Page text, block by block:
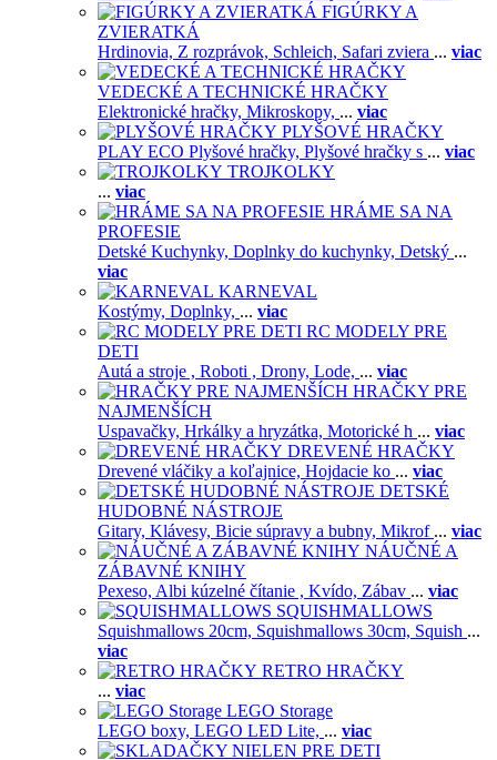
FIGÚRKY A
ZVIERATKÁ
Hrdinovia, Z rozprávok, Schleich, Safari zviera ... viac
VEDECKÉ A TECHNICKÉ HRAČKY
Elektronické hračky, Mikroskopy, ... viac
PLYŠOVÉ HRAČKY
PLAY ECO Plyšové hračky, Plyšové hračky s ... viac
TROJKOLKY
... viac
HRÁME SA NA
PROFESIE
Detské Kuchynky, Doplnky do kuchynky, Detský ...
viac
KARNEVAL
Kostýmy, Doplnky, ... viac
RC MODELY PRE
DETI
Autá a stroje , Roboti , Drony, Lode, ... viac
HRAČKY PRE
NAJMENŠÍCH
Uspavačky, Hrkálky a hryzátka, Motorické h ... viac
DREVENÉ HRAČKY
Drevené vláčiky a koľajnice, Hojdacie ko ... viac
DETSKÉ
HUDOBNÉ NÁSTROJE
Gitary, Klávesy, Bicie súpravy a bubny, Mikrof ... viac
NÁUČNÉ A
ZÁBAVNÉ KNIHY
Pexeso, Albi kúzelné čítanie , Kvído, Zábav ... viac
SQUISHMALLOWS
Squishmallows 20cm, Squishmallows 30cm, Squish ...
viac
RETRO HRAČKY
... viac
LEGO Storage
LEGO boxy, LEGO LED Lite, ... viac